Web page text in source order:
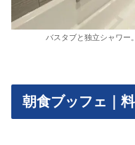
バスタブと独立シャワー
朝食ブッフェ｜